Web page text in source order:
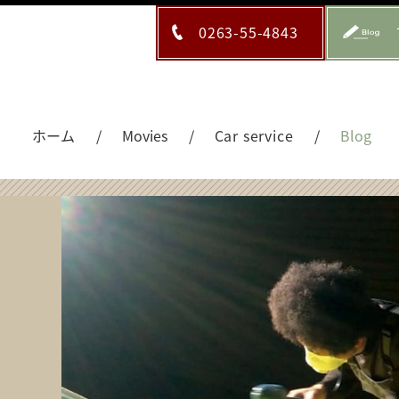
0263-55-4843
ホーム Movies Car service Blog